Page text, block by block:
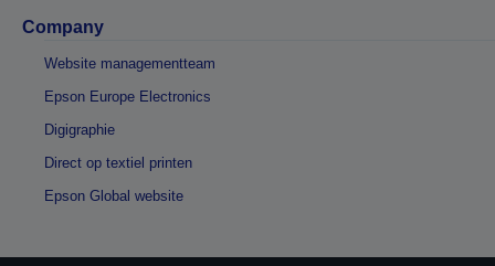
Company
Website managementteam
Epson Europe Electronics
Digigraphie
Direct op textiel printen
Epson Global website